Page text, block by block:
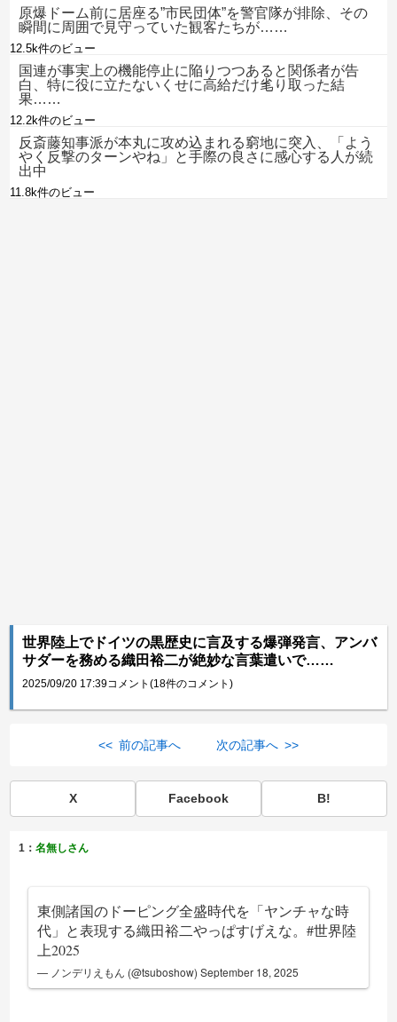
原爆ドーム前に居座る”市民団体”を警官隊が排除、その
瞬間に周囲で見守っていた観客たちが……
12.5k件のビュー
国連が事実上の機能停止に陥りつつあると関係者が告
白、特に役に立たないくせに高給だけ毟り取った結
果……
12.2k件のビュー
反斎藤知事派が本丸に攻め込まれる窮地に突入、「よう
やく反撃のターンやね」と手際の良さに感心する人が続
出中
11.8k件のビュー
世界陸上でドイツの黒歴史に言及する爆弾発言、アンバ
サダーを務める織田裕二が絶妙な言葉遣いで……
2025/09/20 17:39コメント(18件のコメント)
<< 前の記事へ 次の記事へ >>
X Facebook B!
1：名無しさん
東側諸国のドーピング全盛時代を「ヤンチャな時
代」と表現する織田裕二やっぱすげえな。#世界陸
上2025
— ノンデリえもん (@tsuboshow)September 18, 2025